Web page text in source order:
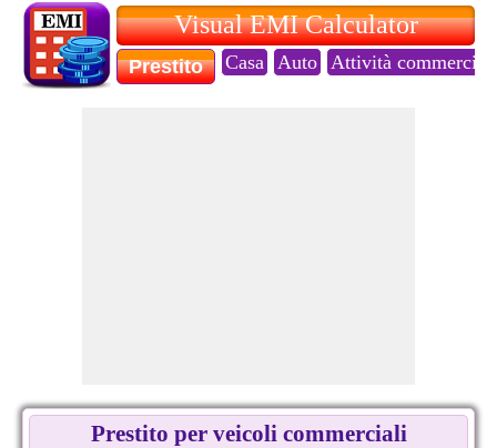
Visual EMI Calculator
Prestito Casa Auto Attività
Prestito per veicoli commerciali